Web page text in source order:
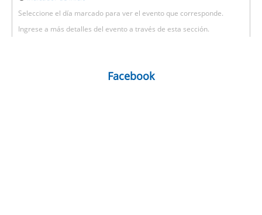
Seleccione el día marcado para ver el evento que corresponde.
Ingrese a más detalles del evento a través de esta sección.
Facebook